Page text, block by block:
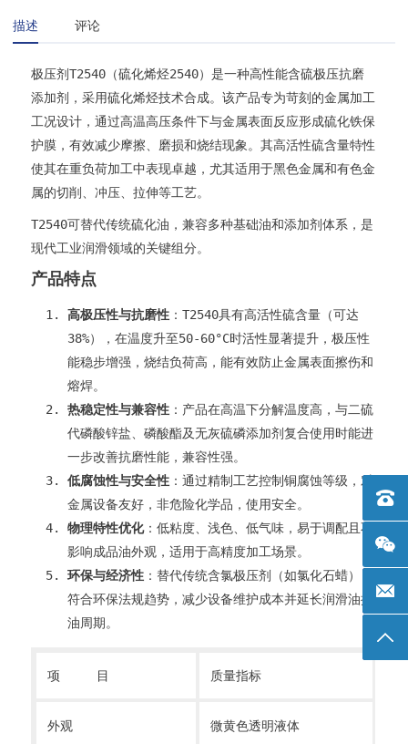
描述 评论
极压剂T2540（硫化烯烃2540）是一种高性能含硫极压抗磨
添加剂，采用硫化烯烃技术合成。该产品专为苛刻的金属加工
工况设计，通过高温高压条件下与金属表面反应形成硫化铁保
护膜，有效减少摩擦、磨损和烧结现象。其高活性硫含量特性
使其在重负荷加工中表现卓越，尤其适用于黑色金属和有色金
属的切削、冲压、拉伸等工艺。
T2540可替代传统硫化油，兼容多种基础油和添加剂体系，是
现代工业润滑领域的关键组分。
产品特点
高极压性与抗磨性 ​：T2540具有高活性硫含量（可达
38%），在温度升至50-60°C时活性显著提升，极压性
能稳步增强，烧结负荷高，能有效防止金属表面擦伤和
熔焊。
热稳定性与兼容性 ​：产品在高温下分解温度高，与二硫
代磷酸锌盐、磷酸酯及无灰硫磷添加剂复合使用时能进
一步改善抗磨性能，兼容性强。
低腐蚀性与安全性 ​：通过精制工艺控制铜腐蚀等级，对
金属设备友好，非危险化学品，使用安全。
物理特性优化​：低粘度、浅色、低气味，易于调配且不
影响成品油外观，适用于高精度加工场景。
环保与经济性 ​：替代传统含氯极压剂（如氯化石蜡），
符合环保法规趋势，减少设备维护成本并延长润滑油换
油周期。
项 目 质量指标
外观 微黄色透明液体
电话
邮箱
返回